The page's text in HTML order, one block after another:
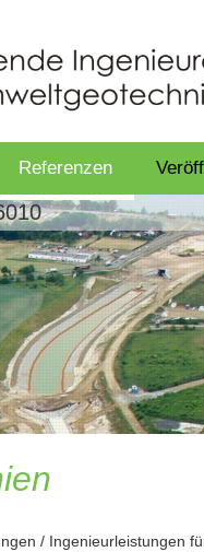
Referenzen
/ Ingenieurleistungen